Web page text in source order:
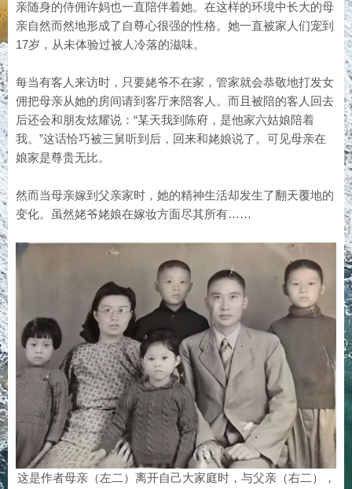
亲随身的侍佣许妈也一直陪伴着她。在这样的环境中长大的母
亲自然而然地形成了自尊心很强的性格。她一直被家人们宠到
17岁，从未体验过被人冷落的滋味。
每当有客人来访时，只要姥爷不在家，管家就会恭敬地打发女
佣把母亲从她的房间请到客厅来陪客人。而且被陪的客人回去
后还会和朋友炫耀说：“某天我到陈府，是他家六姑娘陪着
我。”这话恰巧被三舅听到后，回来和姥娘说了。可见母亲在
娘家是尊贵无比。
然而当母亲嫁到父亲家时，她的精神生活却发生了翻天覆地的
变化。虽然姥爷姥娘在嫁妆方面尽其所有……
这是作者母亲（左二）离开自己大家庭时，与父亲（右二），